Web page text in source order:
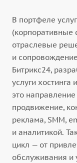
В портфеле
(корпоративные
отраслевые
и
Битрикс24,
услуги
это
продвижение,
реклама, SMM,
и аналитикой.
цикл — от
обслуживания и